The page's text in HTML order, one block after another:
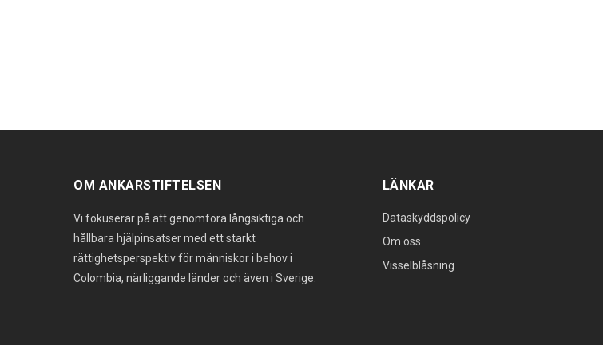
OM ANKARSTIFTELSEN
Vi fokuserar på att genomföra långsiktiga och
hållbara hjälpinsatser med ett starkt
rättighetsperspektiv för människor i behov i
Colombia, närliggande länder och även i Sverige.
LÄNKAR
Dataskyddspolicy
Om oss
Visselblåsning